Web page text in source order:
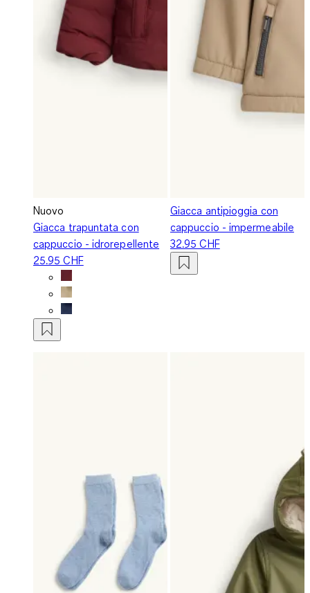
Nuovo
Giacca trapuntata con
cappuccio - idrorepellente
25.95 CHF
Giacca antipioggia con
cappuccio - impermeabile
32.95 CHF